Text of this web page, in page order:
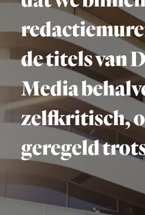
de titels van DPG
Media behalve
zelfkritisch, ook
geregeld trots zijn.